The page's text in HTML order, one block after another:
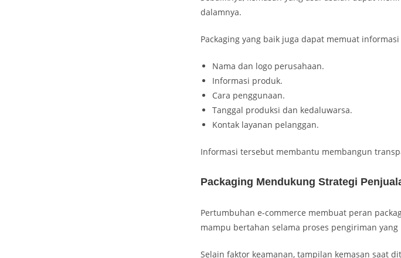
dalamnya.
Packaging yang baik juga dapat memuat
Nama dan logo perusahaan.
Informasi produk.
Cara penggunaan.
Tanggal produksi dan kedaluwarsa.
Kontak layanan pelanggan.
Informasi tersebut membantu membangun
Packaging Mendukung Strategi
Pertumbuhan e-commerce membuat peran
mampu bertahan selama proses pengiriman
Selain faktor keamanan, tampilan kemasan saat